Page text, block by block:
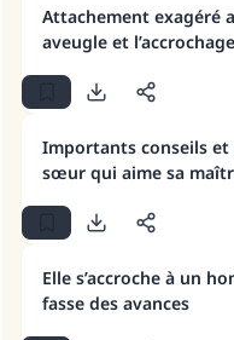
Attachement exagéré
aveugle et
Importants conseils
sœur qui aime sa
Elle s’accroche à un
fasse des avances
Faites une